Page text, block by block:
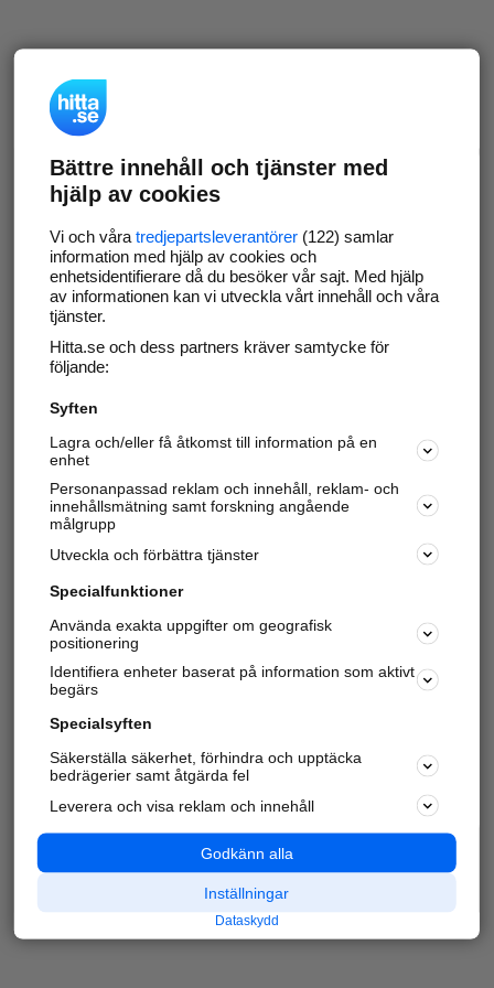
Bättre innehåll och tjänster med
hjälp av cookies
Vi och våra tredjepartsleverantörer(122) samlar
information med hjälp av cookies och
enhetsidentifierare då du besöker vår sajt. Med hjälp
av informationen kan vi utveckla vårt innehåll och våra
tjänster.
Hitta.se och dess partners kräver samtycke för
följande:
Syften
Lagra och/eller få åtkomst till information på en
enhet
Personanpassad reklam och innehåll, reklam- och
innehållsmätning samt forskning angående
målgrupp
Utveckla och förbättra tjänster
Specialfunktioner
Använda exakta uppgifter om geografisk
positionering
Identifiera enheter baserat på information som aktivt
begärs
Specialsyften
Säkerställa säkerhet, förhindra och upptäcka
bedrägerier samt åtgärda fel
Leverera och visa reklam och innehåll
Godkänn alla
Inställningar
Dataskydd